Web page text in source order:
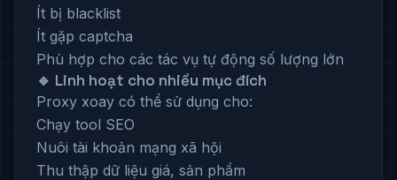
Ít bị blacklist
Ít gặp captcha
Phù hợp cho các tác vụ tự động số lượng lớn
🔹 Linh hoạt cho nhiều mục đích
Proxy xoay có thể sử dụng cho:
Chạy tool SEO
Nuôi tài khoản mạng xã hội
Thu thập dữ liệu giá, sản phẩm